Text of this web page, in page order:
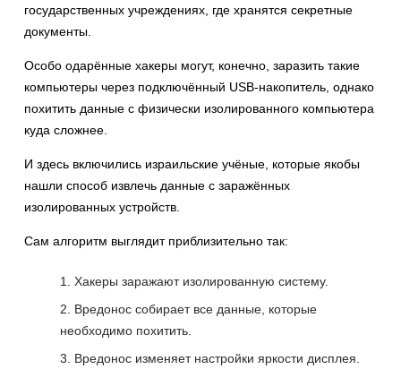
государственных учреждениях, где хранятся секретные
документы.
Особо одарённые хакеры могут, конечно, заразить такие
компьютеры через подключённый USB-накопитель, однако
похитить данные с физически изолированного компьютера
куда сложнее.
И здесь включились израильские учёные, которые якобы
нашли способ извлечь данные с заражённых
изолированных устройств.
Сам алгоритм выглядит приблизительно так:
Хакеры заражают изолированную систему.
Вредонос собирает все данные, которые
необходимо похитить.
Вредонос изменяет настройки яркости дисплея.